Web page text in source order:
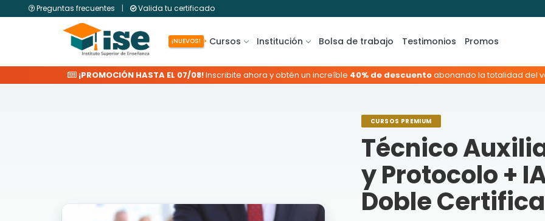
Preguntas frecuentes | Valida tu certificado
¡NUEVOS! Cursos Institución Bolsa de trabajo Testimonios Promos
¡PROMOCIÓN HASTA EL 07/08!Inscribite ahora y obtén un increíble 40% de descuentoabonando la totalidad del
CURSOS PREMIUM
Técnico
y Protocolo +
Doble